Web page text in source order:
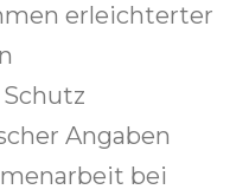
erleichterter
Angaben
bei